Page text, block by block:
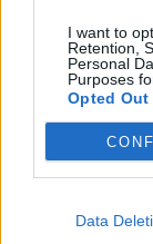
I want to
Retention,
Personal
Purposes
Opted Out
Data